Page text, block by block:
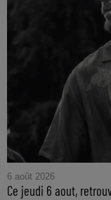
6 août 2026
Ce jeudi 6 aout,